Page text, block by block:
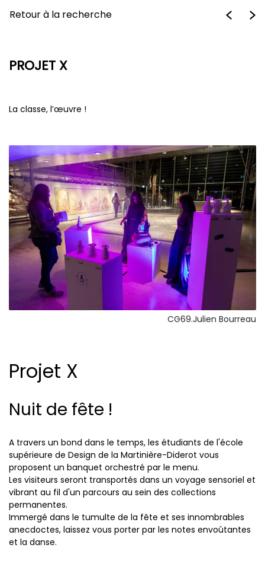
Retour à la recherche
PROJET X
La classe, l’œuvre !
CG69.Julien Bourreau
Projet X
Nuit de fête !
A travers un bond dans le temps, les étudiants de l'école
supérieure de Design de la Martinière-Diderot vous
proposent un banquet orchestré par le menu.
Les visiteurs seront transportés dans un voyage sensoriel et
vibrant au fil d'un parcours au sein des collections
permanentes.
Immergé dans le tumulte de la fête et ses innombrables
anecdoctes, laissez vous porter par les notes envoûtantes
et la danse.